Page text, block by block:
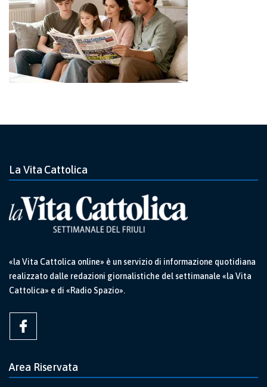
La Vita Cattolica
«la Vita Cattolica online» è un servizio di informazione quotidiana
realizzato dalle redazioni giornalistiche del settimanale «la Vita
Cattolica» e di «Radio Spazio».
Area Riservata